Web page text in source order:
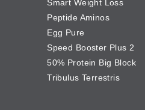
Smart Weight Loss
Peptide Aminos
Egg Pure
Speed Booster Plus 2
50% Protein Big Block
Tribulus Terrestris